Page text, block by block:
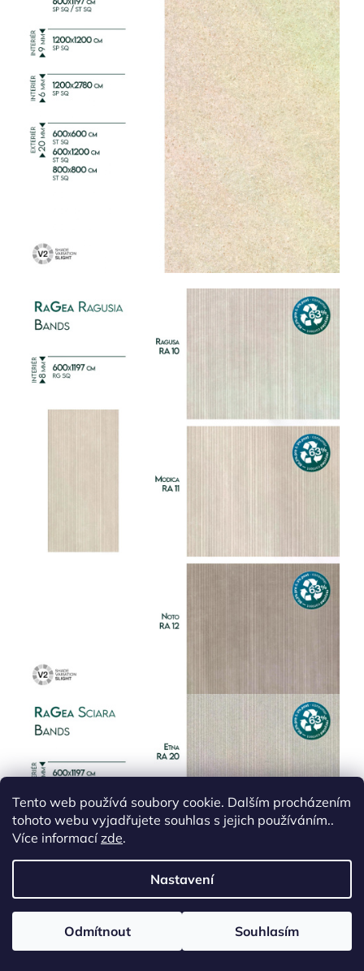
Tento web používá soubory cookie. Dalším procházením
tohoto webu vyjadřujete souhlas s jejich používáním..
Více informacízde.
Nastavení
Odmítnout Souhlasím